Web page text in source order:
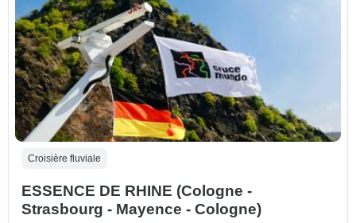
Croisière fluviale
ESSENCE DE RHINE (Cologne -
Strasbourg - Mayence - Cologne)